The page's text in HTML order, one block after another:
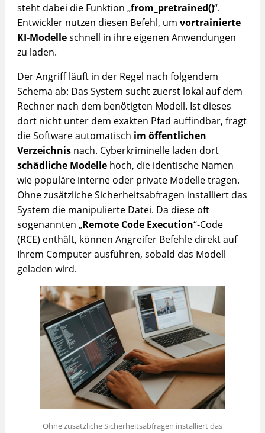
steht dabei die Funktion „from_pretrained()“.
Entwickler nutzen diesen Befehl, um vortrainierte
KI-Modelleschnell in ihre eigenen Anwendungen
zu laden.
Der Angriff läuft in der Regel nach folgendem
Schema ab: Das System sucht zuerst lokal auf dem
Rechner nach dem benötigten Modell. Ist dieses
dort nicht unter dem exakten Pfad auffindbar, fragt
die Software automatisch im öffentlichen
Verzeichnisnach. Cyberkriminelle laden dort
schädliche Modellehoch, die identische Namen
wie populäre interne oder private Modelle tragen.
Ohne zusätzliche Sicherheitsabfragen installiert das
System die manipulierte Datei. Da diese oft
sogenannten „Remote Code Execution“-Code
(RCE) enthält, können Angreifer Befehle direkt auf
Ihrem Computer ausführen, sobald das Modell
geladen wird.
Ohne zusätzliche Sicherheitsabfragen installiert das